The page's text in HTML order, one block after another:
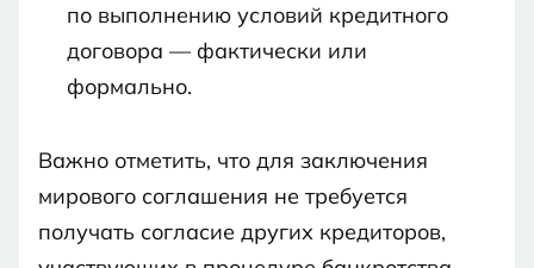
по выполнению условий кредитного
договора — фактически или
формально.
Важно отметить, что для заключения
мирового соглашения не требуется
получать согласие других кредиторов,